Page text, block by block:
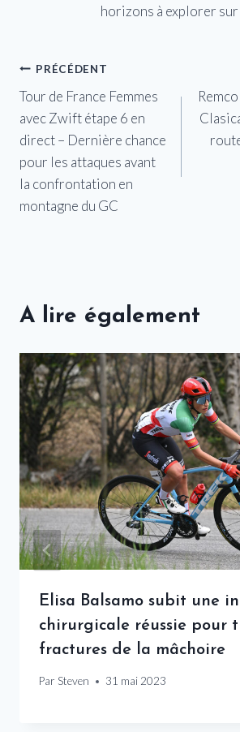
horizons à explorer
Navigation
de
l’article
PRÉCÉDENT
Tour de France Femmes
avec Zwift étape 6 en
direct – Dernière chance
pour les attaques avant
la confrontation en
montagne du GC
A lire également
Elisa Balsamo subit une
chirurgicale réussie pour
fractures de la mâchoire
Par Steven 31 mai 2023